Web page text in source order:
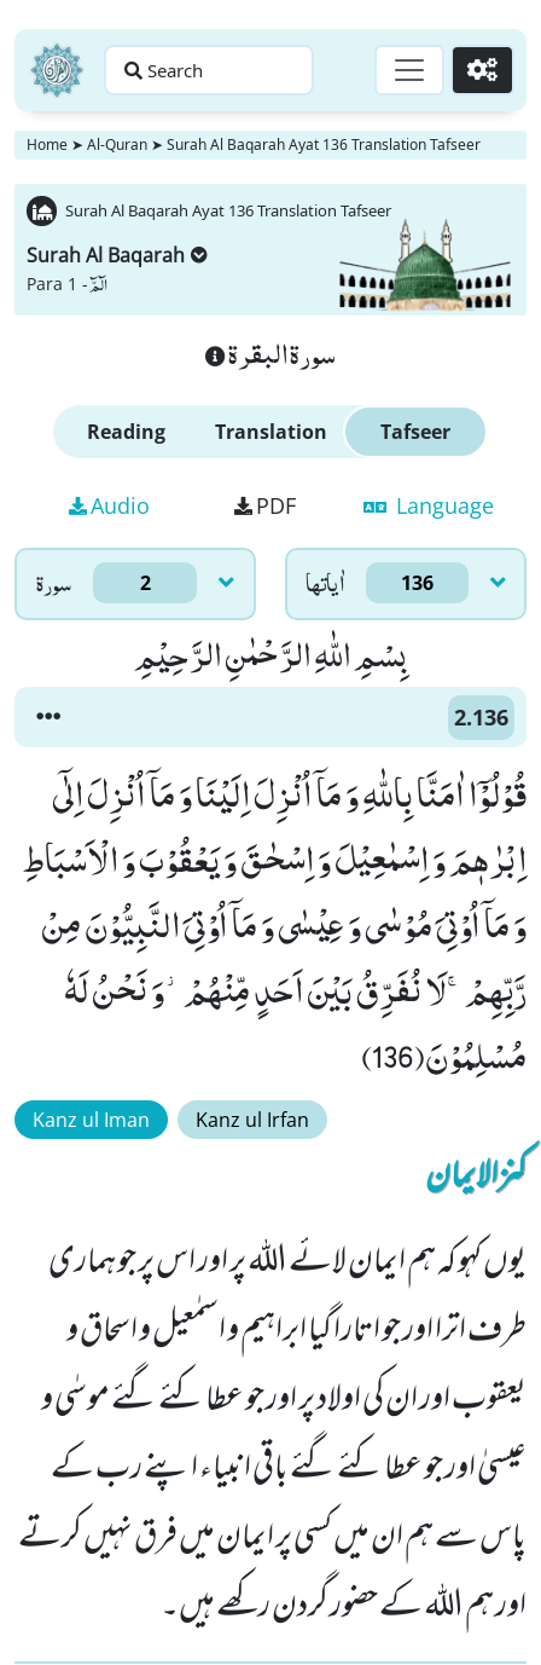
Search Go
Home ➤ Al-Quran ➤ Surah Al Baqarah Ayat 136 Translation Tafseer
Surah Al Baqarah Ayat 136 Translation Tafseer
Surah Al Baqarah
Para 1 -الٓمّٓ
سورة البقرة
Reading Translation Tafseer
Audio PDF Language
سورۃ 2 اٰياتها 136
بِسْمِ اللّٰهِ الرَّحْمٰنِ الرَّحِیْمِ
2.136
قُوْلُوْۤا اٰمَنَّا بِاللّٰهِ وَ مَاۤ اُنْزِلَ اِلَیْنَا وَ مَاۤ اُنْزِلَ اِلٰۤى
اِبْرٰهٖمَ وَ اِسْمٰعِیْلَ وَ اِسْحٰقَ وَ یَعْقُوْبَ وَ الْاَسْبَاطِ
وَ مَاۤ اُوْتِیَ مُوْسٰى وَ عِیْسٰى وَ مَاۤ اُوْتِیَ النَّبِیُّوْنَ مِنْ
رَّبِّهِمْۚ-لَا نُفَرِّقُ بَیْنَ اَحَدٍ مِّنْهُمْ٘-وَ نَحْنُ لَهٗ
مُسْلِمُوْنَ(136)
Kanz ul Iman Kanz ul Irfan
کنزالایمان
یوں کہو کہ ہم ایمان لائے اللہ پر اور اس پر جو ہماری
طرف اترا اور جو اتارا گیا ابراہیم و اسمٰعیل و اسحاق و
یعقوب اور ان کی اولاد پر اور جو عطا کئے گئے موسٰی و
عیسیٰ اور جو عطا کئے گئے باقی انبیاء اپنے رب کے
پاس سے ہم ان میں کسی پر ایمان میں فرق نہیں کرتے
اور ہم اللہ کے حضور گردن رکھے ہیں۔